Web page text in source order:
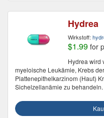
Hydrea
Wirkstoff:
$1.99 for
Hydrea wird
myeloische Leukämie, Krebs
Plattenepithelkarzinom (Haut)
Sichelzellanämie zu behandeln.